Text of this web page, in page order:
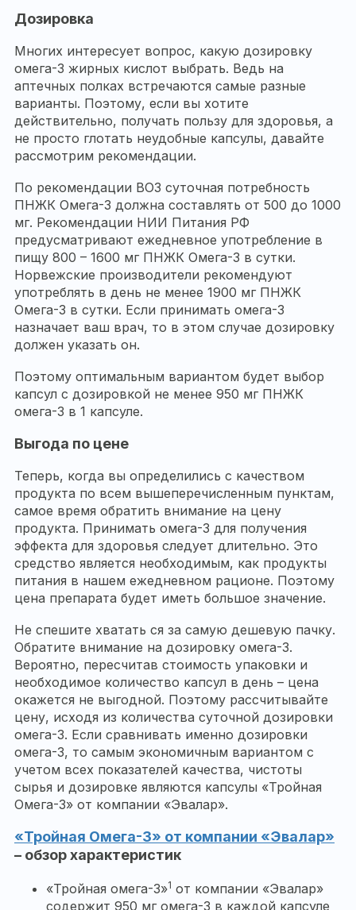
Дозировка
Многих интересует вопрос, какую дозировку
омега-3 жирных кислот выбрать. Ведь на
аптечных полках встречаются самые разные
варианты. Поэтому, если вы хотите
действительно, получать пользу для здоровья, а
не просто глотать неудобные капсулы, давайте
рассмотрим рекомендации.
По рекомендации ВОЗ суточная потребность
ПНЖК Омега-3 должна составлять от 500 до 1000
мг. Рекомендации НИИ Питания РФ
предусматривают ежедневное употребление в
пищу 800 – 1600 мг ПНЖК Омега-3 в сутки.
Норвежские производители рекомендуют
употреблять в день не менее 1900 мг ПНЖК
Омега-3 в сутки. Если принимать омега-3
назначает ваш врач, то в этом случае дозировку
должен указать он.
Поэтому оптимальным вариантом будет выбор
капсул с дозировкой не менее 950 мг ПНЖК
омега-3 в 1 капсуле.
Выгода по цене
Теперь, когда вы определились с качеством
продукта по всем вышеперечисленным пунктам,
самое время обратить внимание на цену
продукта. Принимать омега-3 для получения
эффекта для здоровья следует длительно. Это
средство является необходимым, как продукты
питания в нашем ежедневном рационе. Поэтому
цена препарата будет иметь большое значение.
Не спешите хватать ся за самую дешевую пачку.
Обратите внимание на дозировку омега-3.
Вероятно, пересчитав стоимость упаковки и
необходимое количество капсул в день – цена
окажется не выгодной. Поэтому рассчитывайте
цену, исходя из количества суточной дозировки
омега-3. Если сравнивать именно дозировки
омега-3, то самым экономичным вариантом с
учетом всех показателей качества, чистоты
сырья и дозировке являются капсулы «Тройная
Омега-3» от компании «Эвалар».
«Тройная Омега-3» от компании «Эвалар»
– обзор характеристик
«Тройная омега-3»1 от компании «Эвалар»
содержит 950 мг омега-3 в каждой капсуле